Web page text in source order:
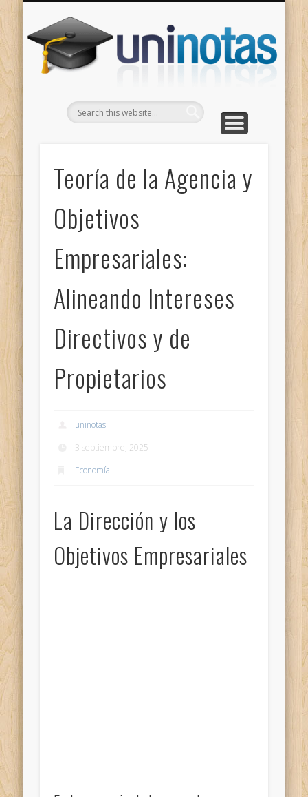
Teoría de la Agencia y
Objetivos
Empresariales:
Alineando Intereses
Directivos y de
Propietarios
uninotas
3 septiembre, 2025
Economía
La Dirección y los
Objetivos Empresariales